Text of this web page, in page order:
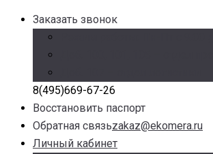
Заказать звонок
8(495)669-67-26
Восстановить паспорт
Обратная связьzakaz@ekomera.ru
Личный кабинет